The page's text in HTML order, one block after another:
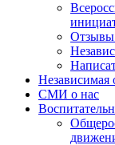
Отзывы
Независимая
СМИ о нас